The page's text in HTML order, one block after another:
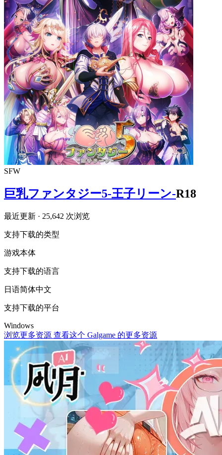
SFW
巨乳ファンタジー5-王子リーン-R18
最近更新 · 25,642 次浏览
支持下载的类型
游戏本体
支持下载的语言
日语简体中文
支持下载的平台
Windows
浏览更多资源 查看这个 Galgame 的更多资源